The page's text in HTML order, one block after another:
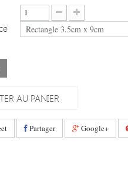
Rectangle 3.5cm x 9cm
AU PANIER
Partager Google+